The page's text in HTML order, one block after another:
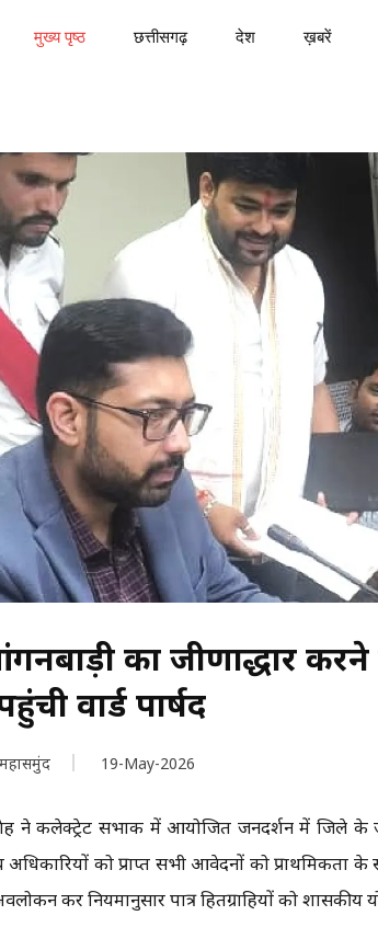
मुख्य पृष्ठ छत्तीसगढ़ देश ख़बरें
का जीर्णोद्धार
वार्ड पार्षद
महासमुंद 19-May-2026
ने कलेक्ट्रेट सभाकक्ष में आयोजित जनदर्शन में जिले के
को प्राप्त सभी आवेदनों को प्राथमिकता के
कर नियमानुसार पात्र हितग्राहियों को